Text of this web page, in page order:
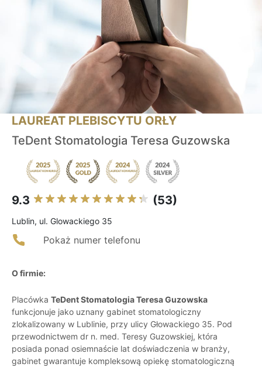
LAUREAT PLEBISCYTU ORŁY
TeDent Stomatologia Teresa Guzowska
9.3 (53)
Lublin, ul. Glowackiego 35
Pokaż numer telefonu
O firmie:
Placówka TeDent Stomatologia Teresa Guzowska
funkcjonuje jako uznany gabinet stomatologiczny
zlokalizowany w Lublinie, przy ulicy Głowackiego 35. Pod
przewodnictwem dr n. med. Teresy Guzowskiej, która
posiada ponad osiemnaście lat doświadczenia w branży,
gabinet gwarantuje kompleksową opiekę stomatologiczną